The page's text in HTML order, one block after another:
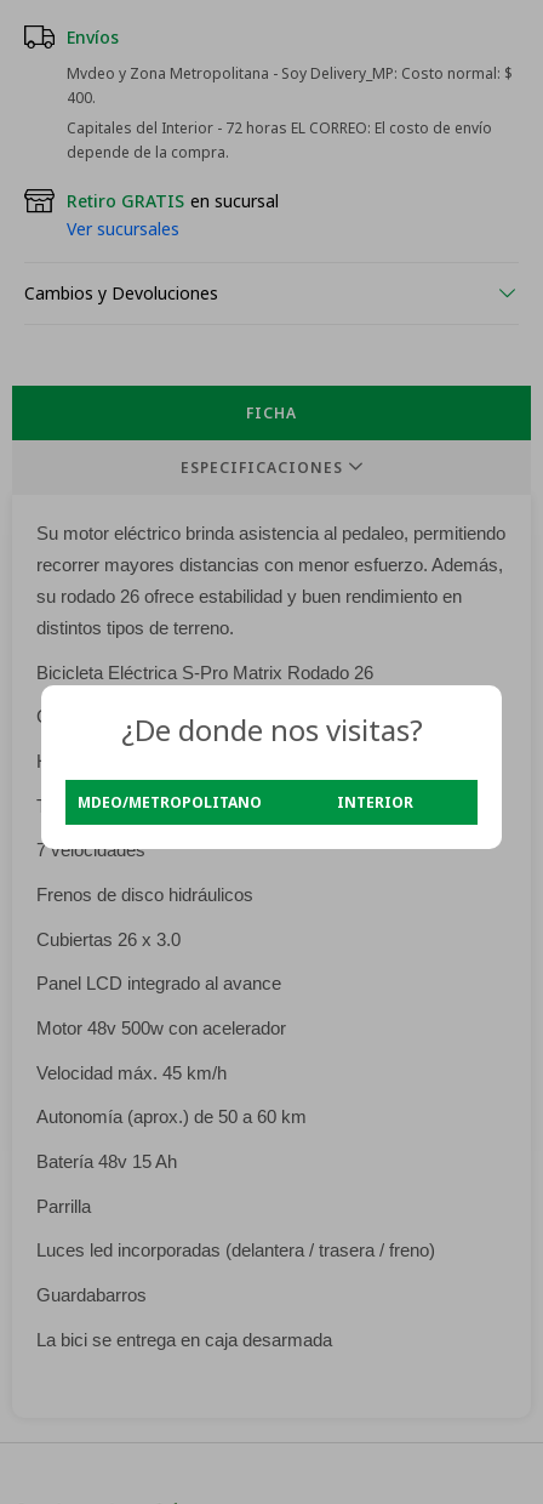
Envíos
Mvdeo y Zona Metropolitana - Soy Delivery_MP: Costo normal: $
400.
Capitales del Interior - 72 horas EL CORREO: El costo de envío
depende de la compra.
Retiro GRATIS en sucursal
Ver sucursales
Cambios y Devoluciones
FICHA
ESPECIFICACIONES
Su motor eléctrico brinda asistencia al pedaleo, permitiendo
recorrer mayores distancias con menor esfuerzo. Además,
su rodado 26 ofrece estabilidad y buen rendimiento en
distintos tipos de terreno.
Bicicleta Eléctrica S-Pro Matrix Rodado 26
Cuadro de aluminio
Horquilla con suspensión y bloqueo
Transmisión Shimano
7 velocidades
Frenos de disco hidráulicos
Cubiertas 26 x 3.0
Panel LCD integrado al avance
Motor 48v 500w con acelerador
Velocidad máx. 45 km/h
Autonomía (aprox.) de 50 a 60 km
Batería 48v 15 Ah
Parrilla
Luces led incorporadas (delantera / trasera / freno)
Guardabarros
La bici se entrega en caja desarmada
¿De donde nos visitas?
MDEO/METROPOLITANO INTERIOR